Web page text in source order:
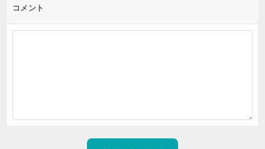
コメント